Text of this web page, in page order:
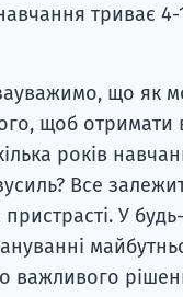
триває 4-
що як
щоб отримати
років
Все
пристрасті. У
важливого